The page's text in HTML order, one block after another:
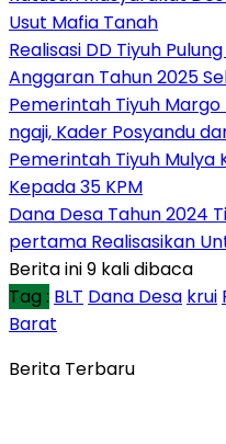
Usut Mafia Tanah
Realisasi DD Tiyuh
Anggaran Tahun 2025
Pemerintah Tiyuh
ngaji, Kader Posyandu
Pemerintah Tiyuh Mulya
Kepada 35 KPM
Dana Desa Tahun 2024
pertama Realisasikan
Berita ini 9 kali dibaca
Tag : BLT Dana Desa krui
Barat
Berita Terbaru